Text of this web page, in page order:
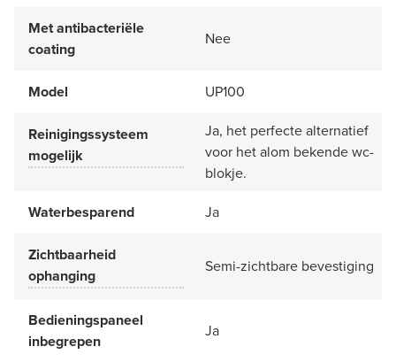
Met antibacteriële
coating
Nee
Model UP100
Reinigingssysteem
mogelijk
Ja, het perfecte alternatief
voor het alom bekende wc-
blokje.
Waterbesparend
Ja
Zichtbaarheid
ophanging
Semi-zichtbare bevestiging
Bedieningspaneel
inbegrepen
Ja